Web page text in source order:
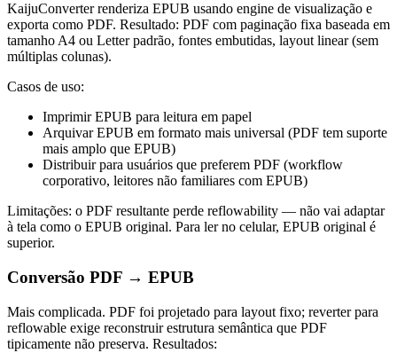
KaijuConverter renderiza EPUB usando engine de visualização e
exporta como PDF. Resultado: PDF com paginação fixa baseada em
tamanho A4 ou Letter padrão, fontes embutidas, layout linear (sem
múltiplas colunas).
Casos de uso:
Imprimir EPUB para leitura em papel
Arquivar EPUB em formato mais universal (PDF tem suporte
mais amplo que EPUB)
Distribuir para usuários que preferem PDF (workflow
corporativo, leitores não familiares com EPUB)
Limitações: o PDF resultante perde reflowability — não vai adaptar
à tela como o EPUB original. Para ler no celular, EPUB original é
superior.
Conversão PDF → EPUB
Mais complicada. PDF foi projetado para layout fixo; reverter para
reflowable exige reconstruir estrutura semântica que PDF
tipicamente não preserva. Resultados: